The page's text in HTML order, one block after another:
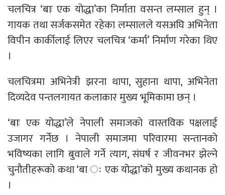
चलचित्र ‘बाः एक योद्धा’का निर्माता वसन्त लम्साल हुन् ।
गायक तथा सर्जकसमेत रहेका लम्सालले यसअघि अभिनेता
विपीन कार्कीलाई लिएर चलचित्र ‘कर्मा’ निर्माण गरेका थिए
।
चलचित्रमा अभिनेत्री झरना थापा, सुहाना थापा, अभिनेता
दिव्यदेव पन्तलगायत कलाकार मुख्य भूमिकामा छन् ।
‘बाः एक योद्धा’ले नेपाली समाजको वास्तविक पक्षलाई
उजागर गर्नेछ । नेपाली समाजमा परिवारमा सन्तानको
भविष्यका लागि बुवाले गर्ने त्याग, संघर्ष र जीवनभर झेल्ने
चुनौतीहरूको कथा ‘बा ः एक योद्धा’को मुख्य कथानक हो
।